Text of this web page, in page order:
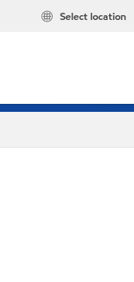
Select location